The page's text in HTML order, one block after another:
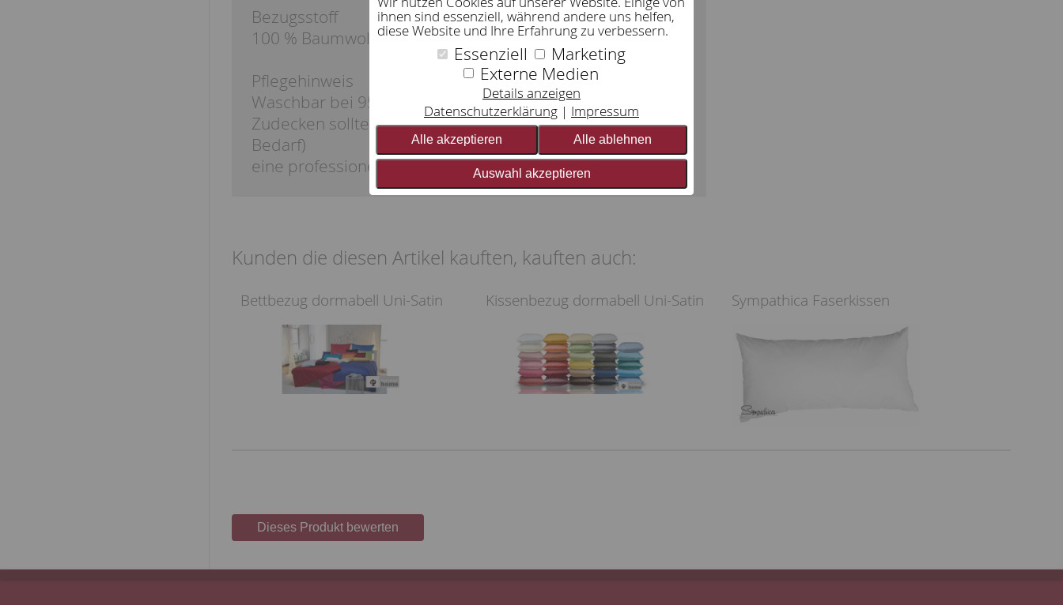
Bezugsstoff
100 % Baumwolle, kbA, GOTS
Pflegehinweis
Waschbar bei 95 °C.
Zudecken sollten alle drei bis fünf Jahre (oder je nach
Bedarf)
eine professionelle Pflege bekommen.
Kunden die diesen Artikel kauften, kauften auch:
Bettbezug dormabell Uni-Satin Kissenbezug dormabell Uni-Satin Sympathica Faserkissen
Dieses Produkt bewerten
ihnen sind essenziell, während andere uns helfen,
diese Website und Ihre Erfahrung zu verbessern.
Essenziell
Marketing
Externe Medien
Details anzeigen
Datenschutzerklärung
Impressum
Alle akzeptieren Alle ablehnen
Auswahl akzeptieren